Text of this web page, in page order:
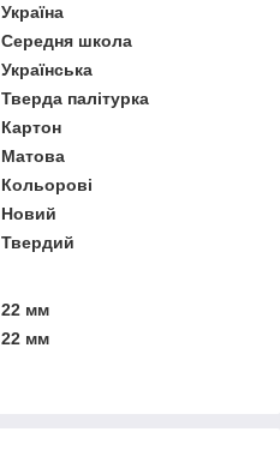
Україна
Середня школа
Українська
Тверда палітурка
Картон
Матова
Кольорові
Новий
Твердий
22 мм
22 мм